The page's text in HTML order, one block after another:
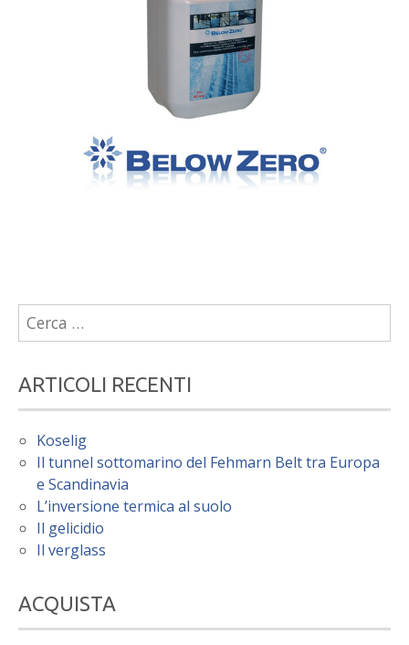
Ricerca
per:
ARTICOLI RECENTI
Koselig
Il tunnel sottomarino del Fehmarn Belt tra Europa
e Scandinavia
L’inversione termica al suolo
Il gelicidio
Il verglass
ACQUISTA